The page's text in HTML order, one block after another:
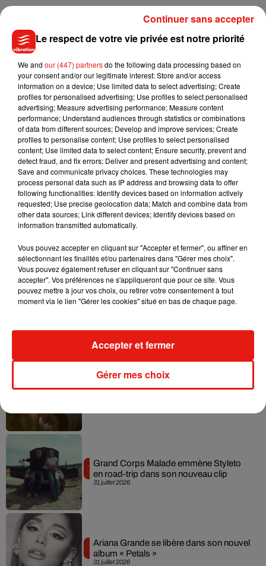
lendemain dans l’épreuve par équipe, avec une cinquième
place. Les tricolores ont été sorties en quarts de finale par
l’Ukraine 45-44. La compétition a été remportée par la
Russie.
#OrleansSabre2019 #RoadToTokyo
pic.twitter.com/IGJou2squ5
— Etienne Escuer (@EtienneEscuer)November 23, 2019
Musique
5 août 2026
Benny Blanco invite Selena Gomez et
Tiny Desk invite Charlie Puth pour une
31 juillet 2026
Grand Corps Malade emmène Styleto
en road-trip dans son nouveau clip
31 juillet 2026
Ariana Grande se libère dans son nouvel
album « Petals »
Le respect de votre vie privée est notre priorité
We and our (447) partnersdo the following data processing based on
your consent and/or our legitimate interest: Store and/or access
information on a device; Use limited data to select advertising; Create
profiles for personalised advertising; Use profiles to select personalised
advertising; Measure advertising performance; Measure content
performance; Understand audiences through statistics or combinations
of data from different sources; Develop and improve services; Create
profiles to personalise content; Use profiles to select personalised
content; Use limited data to select content; Ensure security, prevent and
detect fraud, and fix errors; Deliver and present advertising and content;
Save and communicate privacy choices. These technologies may
process personal data such as IP address and browsing data to offer
following functionalities: Identify devices based on information actively
requested; Use precise geolocation data; Match and combine data from
other data sources; Link different devices; Identify devices based on
information transmitted automatically.
Vous pouvez accepter en cliquant sur "Accepter et fermer", ou affiner en
sélectionnant les finalités et/ou partenaires dans "Gérer mes choix".
Vous pouvez également refuser en cliquant sur "Continuer sans
accepter". Vos préférences ne s'appliqueront que pour ce site. Vous
pouvez mettre à jour vos choix, ou retirer votre consentement à tout
moment via le lien "Gérer les cookies" situé en bas de chaque page.
Gérer mes choix
Accepter et fermer
Continuer sans accepter